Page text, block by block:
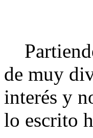
de muy
interés y
lo escrito